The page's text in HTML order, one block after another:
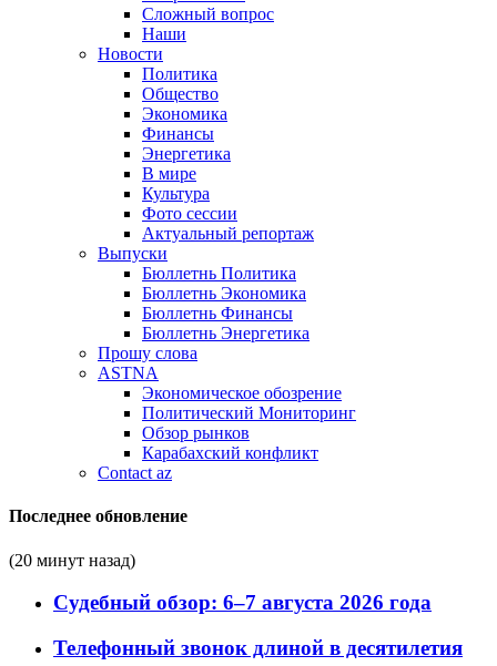
Сложный вопрос
Наши
Новости
Политика
Общество
Экономика
Финансы
Энергетика
В мире
Культура
Фото сессии
Актуальный репортаж
Выпуски
Бюллетнь Политика
Бюллетнь Экономика
Бюллетнь Финансы
Бюллетнь Энергетика
Прошу слова
ASTNA
Экономическое обозрение
Политический Мониторинг
Обзор рынков
Карабахский конфликт
Contact az
Последнее обновление
(20 минут назад)
Судебный обзор: 6–7 августа 2026 года
Телефонный звонок длиной в десятилетия